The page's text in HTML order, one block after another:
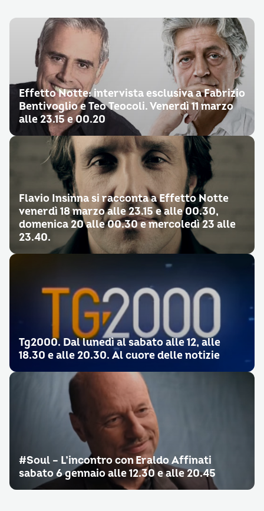
Effetto Notte: intervista esclusiva a Fabrizio
Bentivoglio e Teo Teocoli. Venerdì 11 marzo
alle 23.15 e 00.20
Flavio Insinna si racconta a Effetto Notte
venerdì 18 marzo alle 23.15 e alle 00.30,
domenica 20 alle 00.30 e mercoledì 23 alle
23.40.
Tg2000. Dal lunedì al sabato alle 12, alle
18.30 e alle 20.30. Al cuore delle notizie
#Soul – L’incontro con Eraldo Affinati
sabato 6 gennaio alle 12.30 e alle 20.45